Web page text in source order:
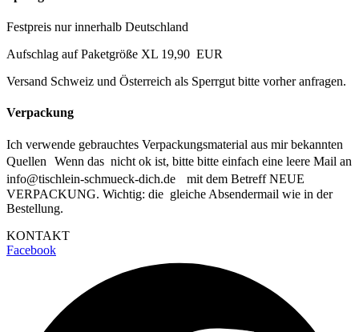
Festpreis nur innerhalb Deutschland
Aufschlag auf Paketgröße XL 19,90 EUR
Versand Schweiz und Österreich als Sperrgut bitte vorher anfragen.
Verpackung
Ich verwende gebrauchtes Verpackungsmaterial aus mir bekannten
Quellen Wenn das nicht ok ist, bitte bitte einfach eine leere Mail an
info@tischlein-schmueck-dich.de mit dem Betreff NEUE
VERPACKUNG. Wichtig: die gleiche Absendermail wie in der
Bestellung.
KONTAKT
Facebook